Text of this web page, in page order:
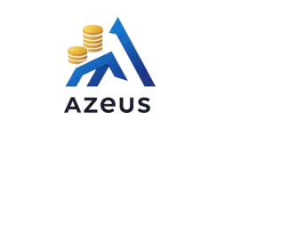
conteúdo